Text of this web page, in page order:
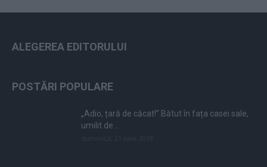
ALEGEREA EDITORULUI
POSTĂRI POPULARE
„Adio, țară de căcat!” Bătut în fața casei sale,
umilit de...